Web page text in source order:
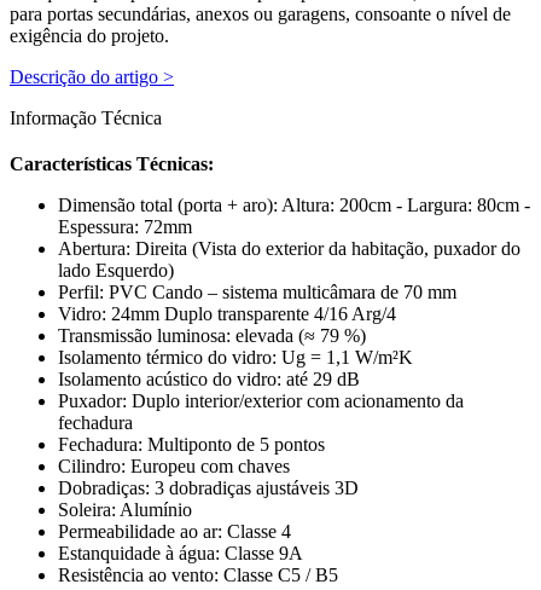
para portas secundárias, anexos ou garagens, consoante o nível de
exigência do projeto.
Descrição do artigo >
Informação Técnica
Características Técnicas:
Dimensão total (porta + aro): Altura: 200cm - Largura: 80cm -
Espessura: 72mm
Abertura: Direita (Vista do exterior da habitação, puxador do
lado Esquerdo)
Perfil: PVC Cando – sistema multicâmara de 70 mm
Vidro: 24mm Duplo transparente 4/16 Arg/4
Transmissão luminosa: elevada (≈ 79 %)
Isolamento térmico do vidro: Ug = 1,1 W/m²K
Isolamento acústico do vidro: até 29 dB
Puxador: Duplo interior/exterior com acionamento da
fechadura
Fechadura: Multiponto de 5 pontos
Cilindro: Europeu com chaves
Dobradiças: 3 dobradiças ajustáveis 3D
Soleira: Alumínio
Permeabilidade ao ar: Classe 4
Estanquidade à água: Classe 9A
Resistência ao vento: Classe C5 / B5